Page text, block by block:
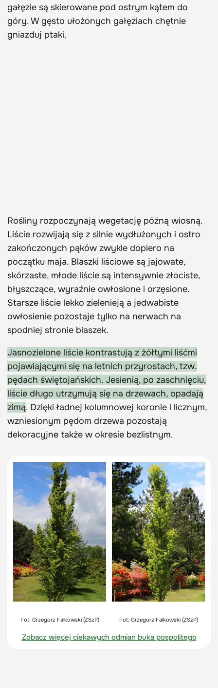
gałęzie są skierowane pod ostrym kątem do
góry. W gęsto ułożonych gałęziach chętnie
gniazduj ptaki.
Rośliny rozpoczynają wegetację późną wiosną.
Liście rozwijają się z silnie wydłużonych i ostro
zakończonych pąków zwykle dopiero na
początku maja. Blaszki liściowe są jajowate,
skórzaste, młode liście są intensywnie złociste,
błyszczące, wyraźnie owłosione i orzęsione.
Starsze liście lekko zielenieją a jedwabiste
owłosienie pozostaje tylko na nerwach na
spodniej stronie blaszek.
Jasnozielone liście kontrastują z żółtymi liśćmi
pojawiającymi się na letnich przyrostach, tzw.
pędach świętojańskich. Jesienią, po zaschnięciu,
liście długo utrzymują się na drzewach, opadają
zimą. Dzięki ładnej kolumnowej koronie i licznym,
wzniesionym pędom drzewa pozostają
dekoracyjne także w okresie bezlistnym.
Fot. Grzegorz Falkowski (ZSzP) Fot. Grzegorz Falkowski (ZSzP)
Zobacz więcej ciekawych odmian buka pospolitego